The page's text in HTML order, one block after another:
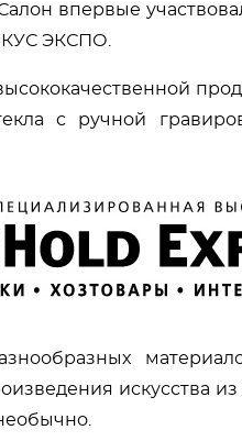
впервые
ЭКСПО.
с ручной
искусства из